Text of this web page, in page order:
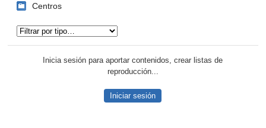
Centros
Inicia sesión para aportar contenidos, crear listas de
reproducción...
Iniciar sesión